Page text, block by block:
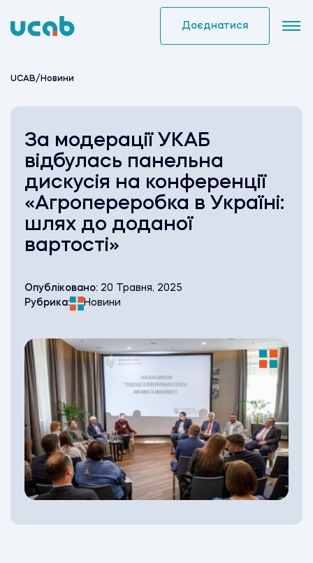
to
Доєднатися
UCAB/ Новини
За модерації УКАБ
відбулась панельна
дискусія на конференції
«Агропереробка в Україні:
шлях до доданої
вартості»
Опубліковано: 20 Травня, 2025
Рубрика:
Новини